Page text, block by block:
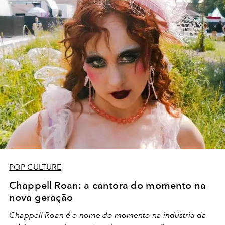
POP CULTURE
Chappell Roan: a cantora do momento na
nova geração
Chappell Roan é o nome do momento na indústria da